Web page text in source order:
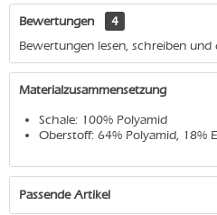
Bewertungen
4
Bewertungen lesen, schreiben und
Materialzusammensetzung
Schale: 100% Polyamid
Oberstoff: 64% Polyamid, 18%
Passende Artikel